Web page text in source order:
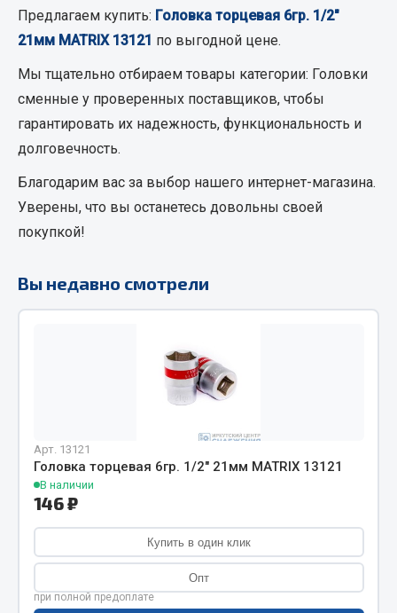
Весь раздел
Соединительные элементы
Адаптеры и переходники
Трубки, муфты, гайки
Угольники
Фитинги
Весь раздел
Автомобильный инструмент
Крепежный инструмент
Режущий инструмент
Силовое оборудование
Столярный инструмент
Показать ещё
Предлагаем купить: Головка торцевая 6гр. 1/2"
21мм MATRIX 13121 по выгодной цене.
Мы тщательно отбираем товары категории: Головки
сменные у проверенных поставщиков, чтобы
гарантировать их надежность, функциональность и
долговечность.
Благодарим вас за выбор нашего интернет-магазина.
Уверены, что вы останетесь довольны своей
покупкой!
Вы недавно смотрели
Арт. 13121
Головка торцевая 6гр. 1/2" 21мм MATRIX 13121
В наличии
146 ₽
Купить в один клик
Опт
при полной предоплате